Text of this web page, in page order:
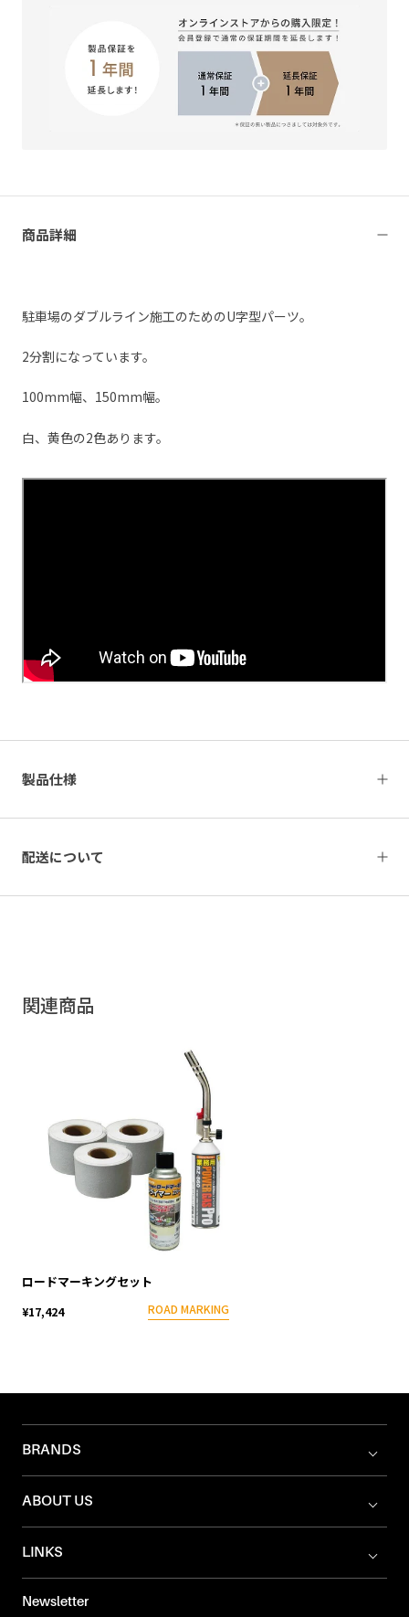
商品詳細
駐車場のダブルライン施工のためのU字型パーツ。
2分割になっています。
100mm幅、150mm幅。
白、黄色の2色あります。
製品仕様
配送について
関連商品
ロードマーキングセット
ROAD MARKING
¥17,424
BRANDS
ABOUT US
LINKS
Newsletter